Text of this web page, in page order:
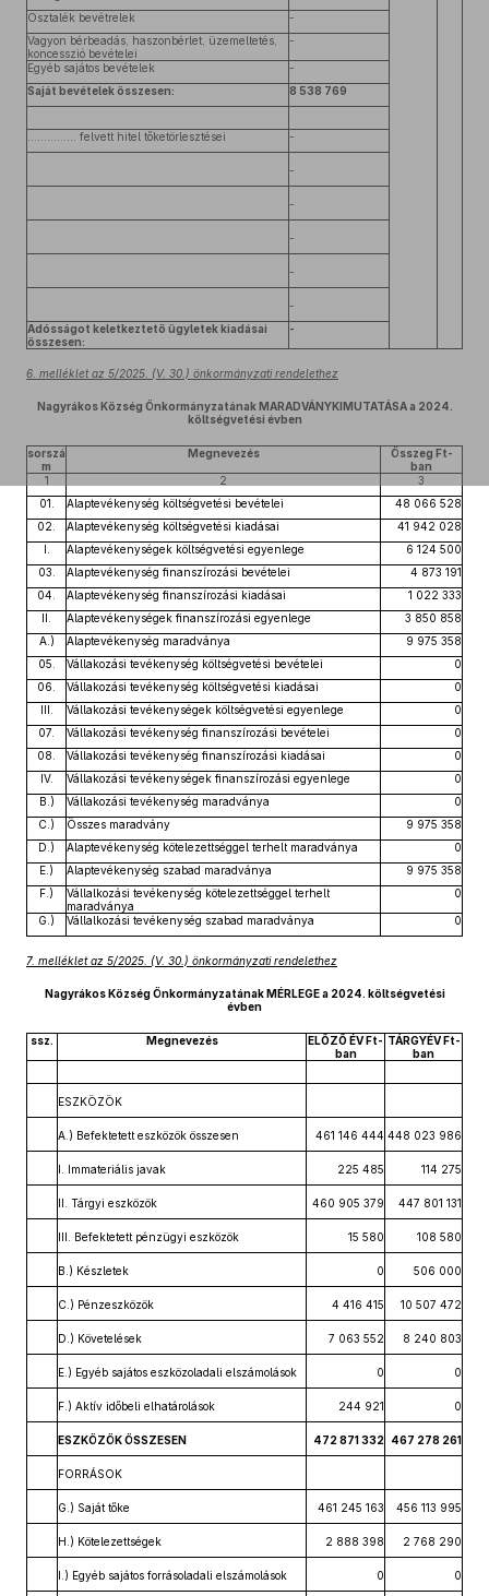
Osztalék bevétrelek
-
Vagyon bérbeadás, haszonbérlet, üzemeltetés,
koncesszió bevételei
-
Egyéb sajátos bevételek
-
Saját bevételek összesen:
8 538 769
…………... felvett hitel tőketörlesztései -
-
-
-
-
-
Adósságot keletkeztető ügyletek kiadásai
összesen:
-
6. melléklet az 5/2025. (V. 30.) önkormányzati rendelethez
Nagyrákos Község Önkormányzatának MARADVÁNYKIMUTATÁSA a 2024.
költségvetési évben
sorszá
m
Megnevezés
Összeg Ft-
ban
1
2
3
01.
Alaptevékenység költségvetési bevételei
48 066 528
02.
Alaptevékenység költségvetési kiadásai
41 942 028
I.
Alaptevékenységek költségvetési egyenlege
6 124 500
03.
Alaptevékenység finanszírozási bevételei
4 873 191
04.
Alaptevékenység finanszírozási kiadásai
1 022 333
II.
Alaptevékenységek finanszírozási egyenlege
3 850 858
A.)
Alaptevékenység maradványa
9 975 358
05.
Vállakozási tevékenység költségvetési bevételei
0
06.
Vállakozási tevékenység költségvetési kiadásai
0
III.
Vállakozási tevékenységek költségvetési egyenlege
0
07.
Vállakozási tevékenység finanszírozási bevételei
0
08.
Vállakozási tevékenység finanszírozási kiadásai
0
IV.
Vállakozási tevékenységek finanszírozási egyenlege
0
B.)
Vállakozási tevékenység maradványa
0
C.)
Összes maradvány
9 975 358
D.)
Alaptevékenység kötelezettséggel terhelt maradványa
0
E.)
Alaptevékenység szabad maradványa
9 975 358
F.)
Vállalkozási tevékenység kötelezettséggel terhelt
maradványa
0
G.) Vállalkozási tevékenység szabad maradványa 0
7. melléklet az 5/2025. (V. 30.) önkormányzati rendelethez
Nagyrákos Község Önkormányzatának MÉRLEGE a 2024. költségvetési
évben
ssz. Megnevezés
ELŐZŐ ÉV Ft-
ban
TÁRGYÉV Ft-
ban
ESZKÖZÖK
A.) Befektetett eszközök összesen 461 146 444 448 023 986
I. Immateriális javak 225 485 114 275
II. Tárgyi eszközök 460 905 379 447 801 131
III. Befektetett pénzügyi eszközök 15 580 108 580
B.) Készletek 0 506 000
C.) Pénzeszközök 4 416 415 10 507 472
D.) Követelések 7 063 552 8 240 803
E.) Egyéb sajátos eszközoladali elszámolások 0 0
F.) Aktív időbeli elhatárolások 244 921 0
ESZKÖZÖK ÖSSZESEN 472 871 332 467 278 261
FORRÁSOK
G.) Saját tőke 461 245 163 456 113 995
H.) Kötelezettségek 2 888 398 2 768 290
I.) Egyéb sajátos forrásoladali elszámolások 0 0